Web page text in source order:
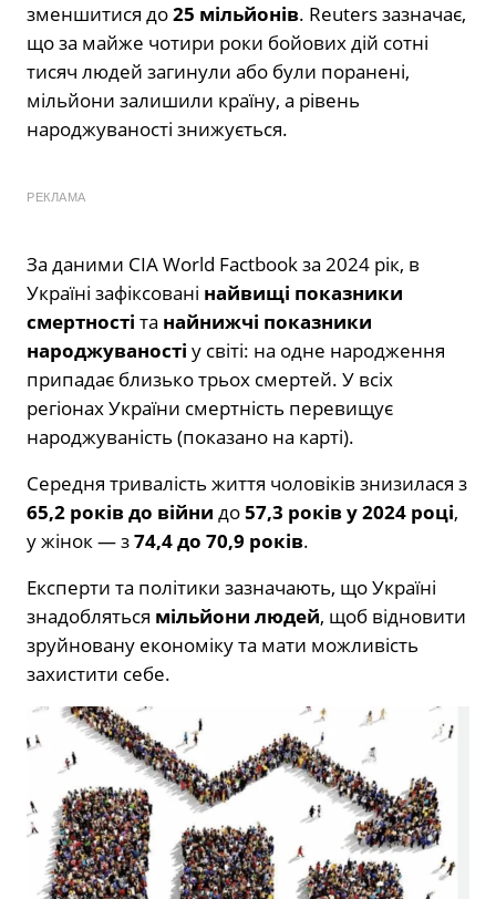
зменшитися до25 мільйонів. Reuters зазначає,
що за майже чотири роки бойових дій сотні
тисяч людей загинули або були поранені,
мільйони залишили країну, а рівень
народжуваності знижується.
РЕКЛАМА
За даними CIA World Factbook за 2024 рік, в
Україні зафіксовані найвищі показники
смертності та найнижчі показники
народжуваності у світі: на одне народження
припадає близько трьох смертей. У всіх
регіонах України смертність перевищує
народжуваність (показано на карті).
Середня тривалість життя чоловіків знизилася з
65,2 років до війни до57,3 років у 2024 році,
у жінок — з74,4 до 70,9 років.
Експерти та політики зазначають, що Україні
знадобляться мільйони людей, щоб відновити
зруйновану економіку та мати можливість
захистити себе.